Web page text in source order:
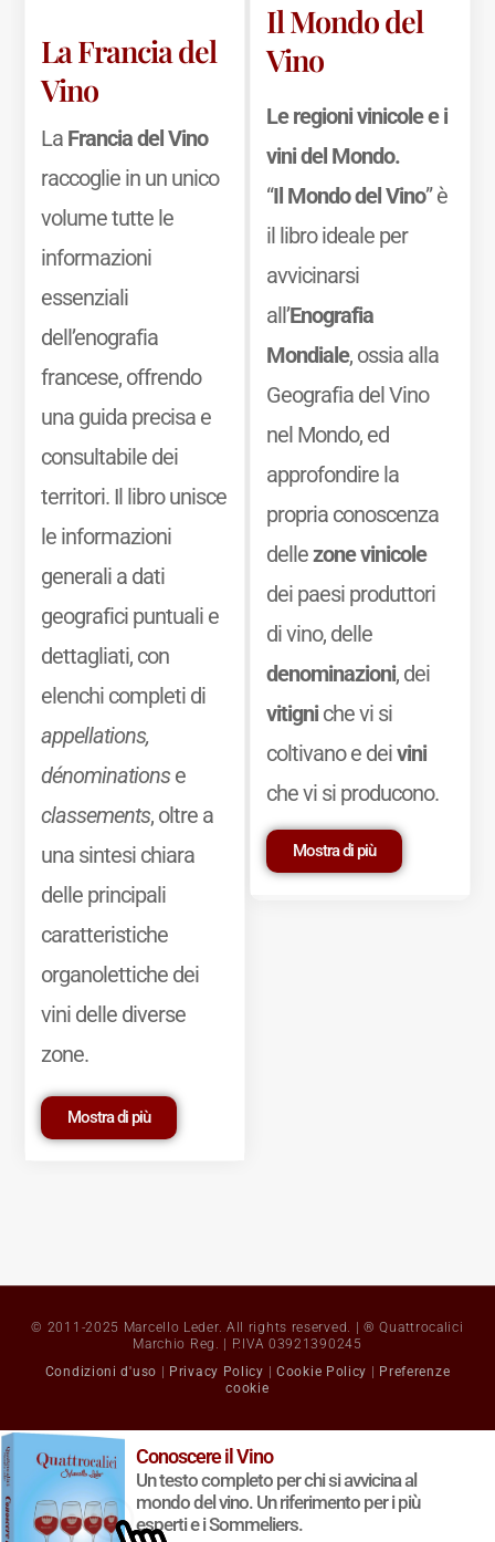
La Francia del
Vino
La Francia del Vino
raccoglie in un unico
volume tutte le
informazioni
essenziali
dell’enografia
francese, offrendo
una guida precisa e
consultabile dei
territori. Il libro unisce
le informazioni
generali a dati
geografici puntuali e
dettagliati, con
elenchi completi di
appellations,
dénominationse
classements, oltre a
una sintesi chiara
delle principali
caratteristiche
organolettiche dei
vini delle diverse
zone.
Mostra di più
Il Mondo del
Vino
Le regioni vinicole e i
vini del Mondo.
“Il Mondo del Vino” è
il libro ideale per
avvicinarsi
all’Enografia
Mondiale, ossia alla
Geografia del Vino
nel Mondo, ed
approfondire la
propria conoscenza
dellezone vinicole
dei paesi produttori
di vino, delle
denominazioni, dei
vitigniche vi si
coltivano e deivini
che vi si producono.
Mostra di più
© 2011-2025 Marcello Leder. All rights reserved. | ® Quattrocalici
Marchio Reg. | P.IVA 03921390245
Condizioni d'uso
Privacy Policy Cookie Policy
Preferenze
cookie
Conoscere il Vino
Un testo completo per chi si avvicina al
mondo del vino. Un riferimento per i più
esperti e i Sommeliers.